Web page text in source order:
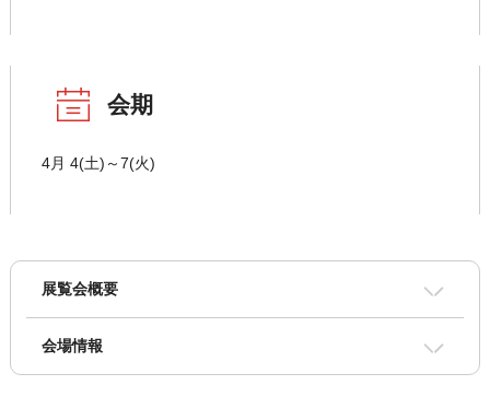
会期
4月 4(土)～7(火)
展覧会概要
会場情報